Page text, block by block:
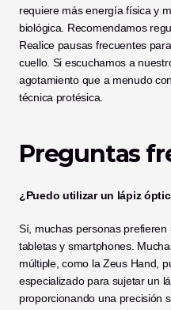
requiere más energía física y
biológica. Recomendamos
Realice pausas frecuentes
cuello. Si escuchamos a
agotamiento que a menudo
técnica protésica.
Preguntas
¿Puedo utilizar un lápiz
Sí, muchas personas prefieren
tabletas y smartphones.
múltiple, como la Zeus Hand,
especializado para sujetar un
proporcionando una precisión